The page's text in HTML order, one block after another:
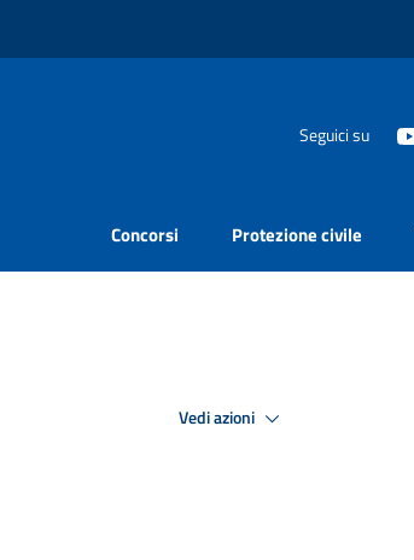
Seguici su
Concorsi Protezione civile
Vedi azioni